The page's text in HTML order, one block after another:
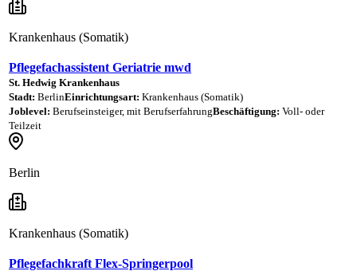
Krankenhaus (Somatik)
Pflegefachassistent Geriatrie mwd
St. Hedwig Krankenhaus
Stadt: BerlinEinrichtungsart: Krankenhaus (Somatik)
Joblevel: Berufseinsteiger, mit BerufserfahrungBeschäftigung: Voll- oder
Teilzeit
Berlin
Krankenhaus (Somatik)
Pflegefachkraft Flex-Springerpool